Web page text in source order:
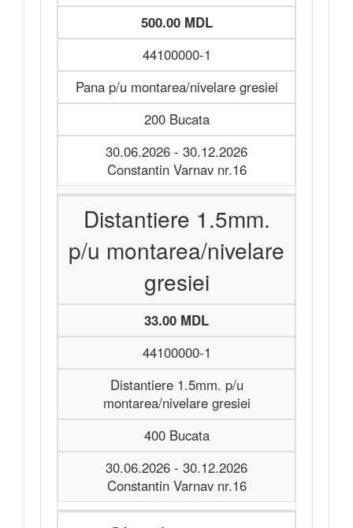
500.00 MDL
44100000-1
Pana p/u montarea/nivelare gresiei
200 Bucata
30.06.2026 - 30.12.2026
Constantin Varnav nr.16
Distantiere 1.5mm.
p/u montarea/nivelare
gresiei
33.00 MDL
44100000-1
Distantiere 1.5mm. p/u
montarea/nivelare gresiei
400 Bucata
30.06.2026 - 30.12.2026
Constantin Varnav nr.16